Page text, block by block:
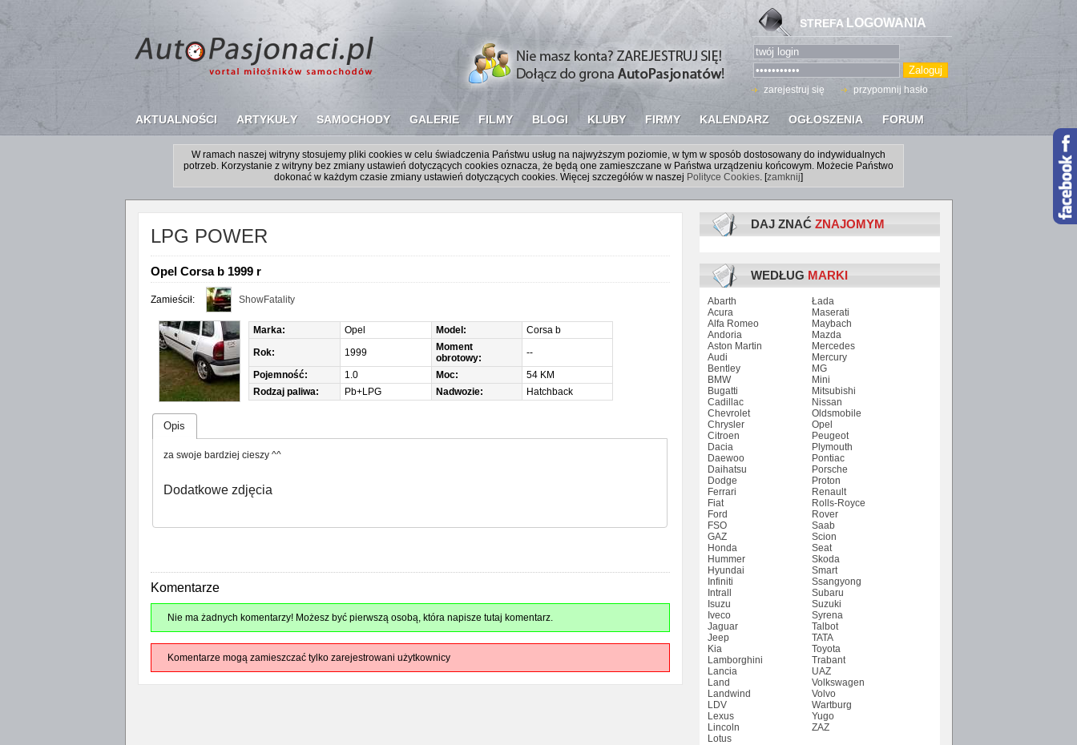
AKTUALNOŚCI ARTYKUŁY SAMOCHODY GALERIE FILMY BLOGI KLUBY FIRMY KALENDARZ OGŁOSZENIA FORUM
STREFA LOGOWANIA
zarejestruj się przypomnij hasło
W ramach naszej witryny stosujemy pliki cookies w celu świadczenia Państwu usług na najwyższym poziomie, w tym w sposób dostosowany do indywidualnych
potrzeb. Korzystanie z witryny bez zmiany ustawień dotyczących cookies oznacza, że będą one zamieszczane w Państwa urządzeniu końcowym. Możecie Państwo
dokonać w każdym czasie zmiany ustawień dotyczących cookies. Więcej szczegółów w naszej Polityce Cookies. [zamknij]
LPG POWER
Opel Corsa b 1999 r
Zamieścił: ShowFatality
Marka: Opel Model:
Corsa b
Rok:
1999
Moment
obrotowy:
--
Pojemność:
1.0 Moc:
54 KM
Rodzaj paliwa:
Pb+LPG Nadwozie: Hatchback
Opis
za swoje bardziej cieszy ^^
Dodatkowe zdjęcia
Komentarze
Nie ma żadnych komentarzy! Możesz być pierwszą osobą, która napisze tutaj komentarz.
Komentarze mogą zamieszczać tylko zarejestrowani użytkownicy
DAJ ZNAĆ ZNAJOMYM
WEDŁUG MARKI
Abarth
Acura
Alfa Romeo
Andoria
Aston Martin
Audi
Bentley
BMW
Bugatti
Cadillac
Chevrolet
Chrysler
Citroen
Dacia
Daewoo
Daihatsu
Dodge
Ferrari
Fiat
Ford
FSO
GAZ
Honda
Hummer
Hyundai
Infiniti
Intrall
Isuzu
Iveco
Jaguar
Jeep
Kia
Lamborghini
Lancia
Land
Landwind
LDV
Lexus
Lincoln
Lotus
Łada
Maserati
Maybach
Mazda
Mercedes
Mercury
MG
Mini
Mitsubishi
Nissan
Oldsmobile
Opel
Peugeot
Plymouth
Pontiac
Porsche
Proton
Renault
Rolls-Royce
Rover
Saab
Scion
Seat
Skoda
Smart
Ssangyong
Subaru
Suzuki
Syrena
Talbot
TATA
Toyota
Trabant
UAZ
Volkswagen
Volvo
Wartburg
Yugo
ZAZ